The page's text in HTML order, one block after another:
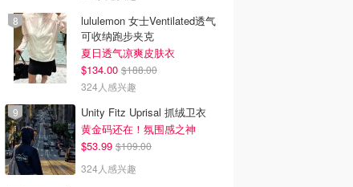
lululemon 女士Ventilated透气
可收纳跑步夹克
夏日透气凉爽皮肤衣
$134.00 $188.00
324人感兴趣
Unity Fitz Uprisal 抓绒卫衣
黄金码还在！氛围感之神
$53.99 $109.00
324人感兴趣